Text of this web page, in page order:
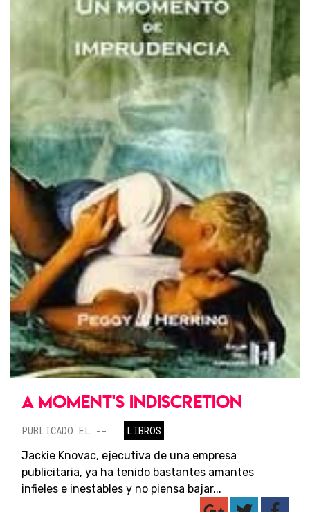
A MOMENT'S INDISCRETION
PUBLICADO EL --
LIBROS
Jackie Knovac, ejecutiva de una empresa
publicitaria, ya ha tenido bastantes amantes
infieles e inestables y no piensa bajar...